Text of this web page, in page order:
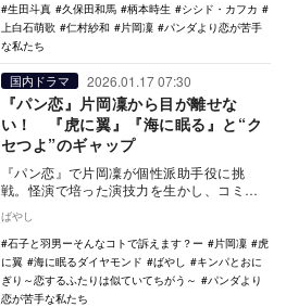
生田斗真
久保田和馬 柄本時生
シシド・カフカ
上白石萌歌
仁村紗和 片岡凜
パンダより恋が苦手
な私たち
国内ドラマ 2026.01.17 07:30
『パン恋』片岡凜から目が離せな
い！ 『虎に翼』『海に眠る』と“ク
セつよ”のギャップ
『パン恋』で片岡凜が個性派助手役に挑
戦。怪演で培った演技力を生かし、コミカ
ばやし
石子と羽男ーそんなコトで訴えます？ー
片岡凜
虎
に翼
海に眠るダイヤモンド ばやし
キンパとおに
ぎり～恋するふたりは似ていてちがう～
パンダより
恋が苦手な私たち